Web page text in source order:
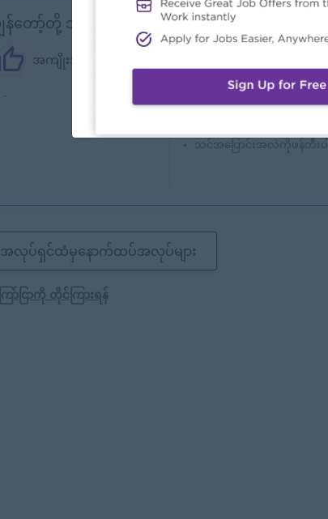
န်တော့်တို့ ဘာတွေကမ်းလှမ်းနိုင်သလဲ
အကျိုးအမြတ်
-
သင်အပြောင်းအလဲကိုဖန်တီးပါ
အလုပ်ရှင်ထံမှနောက်ထပ်အလုပ်များ
ာ်ငြာကို တိုင်ကြားရန်